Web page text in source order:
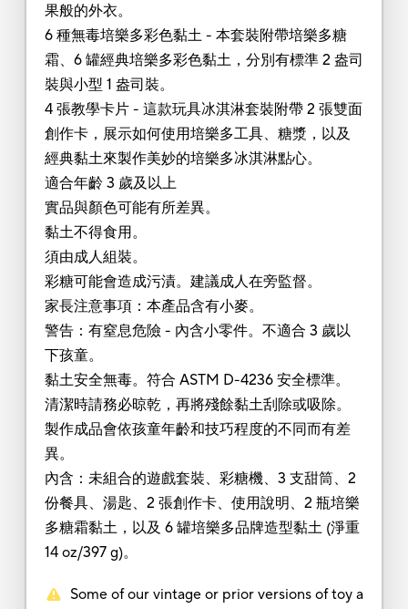
果般的外衣。
6 種無毒培樂多彩色黏土 - 本套裝附帶培樂多糖
霜、6 罐經典培樂多彩色黏土，分別有標準 2 盎司
裝與小型 1 盎司裝。
4 張教學卡片 - 這款玩具冰淇淋套裝附帶 2 張雙面
創作卡，展示如何使用培樂多工具、糖漿，以及
經典黏土來製作美妙的培樂多冰淇淋點心。
適合年齡 3 歲及以上
實品與顏色可能有所差異。
黏土不得食用。
須由成人組裝。
彩糖可能會造成污漬。建議成人在旁監督。
家長注意事項：本產品含有小麥。
警告：有窒息危險 - 內含小零件。不適合 3 歲以
下孩童。
黏土安全無毒。符合 ASTM D-4236 安全標準。
清潔時請務必晾乾，再將殘餘黏土刮除或吸除。
製作成品會依孩童年齡和技巧程度的不同而有差
異。
內含：未組合的遊戲套裝、彩糖機、3 支甜筒、2
份餐具、湯匙、2 張創作卡、使用說明、2 瓶培樂
多糖霜黏土，以及 6 罐培樂多品牌造型黏土 (淨重
14 oz/397 g)。
Some of our vintage or prior versions of toy a